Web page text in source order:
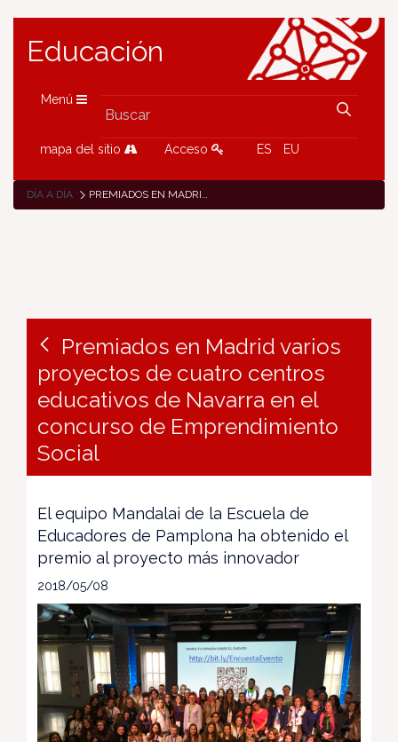
Educación
Menú
mapa del sitio Acceso ES EU
DÍA A DÍA PREMIADOS EN MADRID VARIOS PROYECTOS DE CUATRO CENTROS EDUCATIVOS DE NAVARRA EN EL CONCURSO DE EMPRENDIMIENTO SOCIAL
Premiados en Madrid varios
proyectos de cuatro centros
educativos de Navarra en el
concurso de Emprendimiento
Social
El equipo Mandalai de la Escuela de
Educadores de Pamplona ha obtenido el
premio al proyecto más innovador
2018/05/08